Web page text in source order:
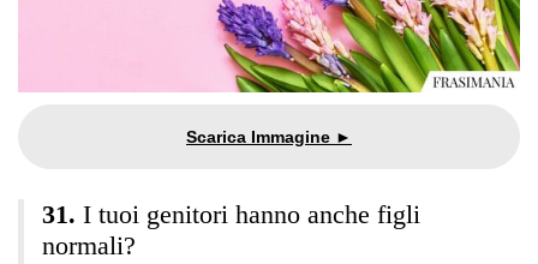
I tuoi genitori hanno anche figli
normali?